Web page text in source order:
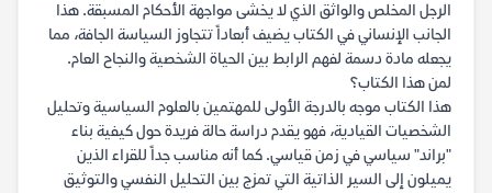
الرجل المخلص والواثق الذي لا يخشى مواجهة الأحكام المسبقة. هذا
الجانب الإنساني في الكتاب يضيف أبعاداً تتجاوز السياسة الجافة، مما
يجعله مادة دسمة لفهم الرابط بين الحياة الشخصية والنجاح العام.
لمن هذا الكتاب؟
هذا الكتاب موجه بالدرجة الأولى للمهتمين بالعلوم السياسية وتحليل
الشخصيات القيادية، فهو يقدم دراسة حالة فريدة حول كيفية بناء
"براند" سياسي في زمن قياسي. كما أنه مناسب جداً للقراء الذين
يميلون إلى السير الذاتية التي تمزج بين التحليل النفسي والتوثيق